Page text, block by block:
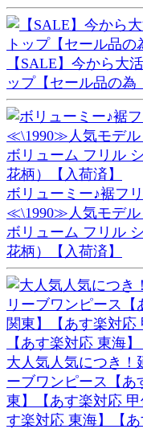
【SALE】今から大
ップ【セール品の
ボリューミー♪裾フ
≪\1990≫人気モデル
ボリューム フリル
花柄）【入荷済】
大人気人気につき！
ーブワンピース【あ
東】【あす楽対応
す楽対応 東海】【あ